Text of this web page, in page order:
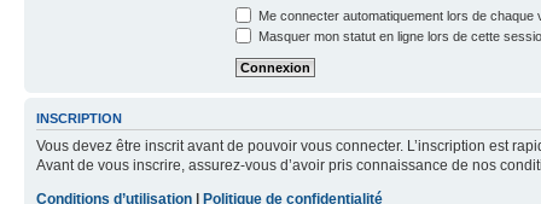
Me connecter automatiquement lors de chaque
Masquer mon statut en ligne lors de cette
INSCRIPTION
Vous devez être inscrit avant de pouvoir vous connecter. L’inscription est
Avant de vous inscrire, assurez-vous d’avoir pris connaissance de nos
Conditions d’utilisation
Politique de confidentialité